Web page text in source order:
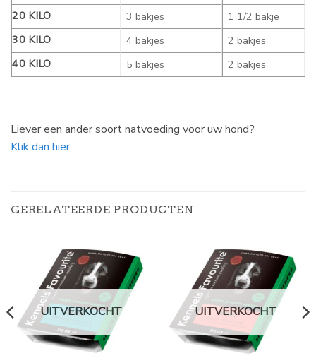
20 KILO
3 bakjes
1 1/2 bakje
30 KILO
4 bakjes
2 bakjes
40 KILO
5 bakjes 2 bakjes
Liever een ander soort natvoeding voor uw hond?
Klik dan hier
GERELATEERDE PRODUCTEN
UITVERKOCHT UITVERKOCHT